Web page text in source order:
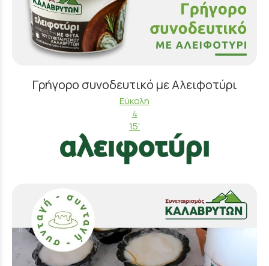
Γρήγορο συνοδευτικό με Αλειφοτύρι
Εύκολη
4
15'